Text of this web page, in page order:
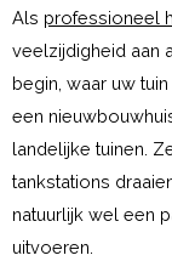
Als professioneel
veelzijdigheid aan
begin, waar uw
een
landelijke tuinen.
tankstations
natuurlijk wel een
uitvoeren.